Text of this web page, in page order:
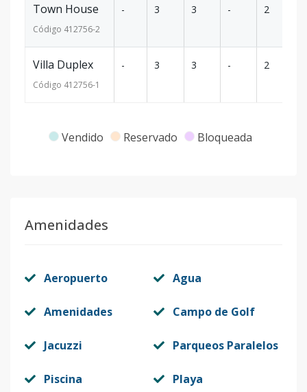
Town House
Código 412756-2
- 3 3 - 2
Villa Duplex
Código 412756-1
- 3 3 - 2
Vendido Reservado Bloqueada
Amenidades
Aeropuerto Agua
Amenidades Campo de Golf
Jacuzzi Parqueos Paralelos
Piscina Playa